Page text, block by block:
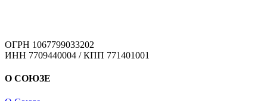
ОГРН 1067799033202
ИНН 7709440004 / КПП 771401001
О СОЮЗЕ